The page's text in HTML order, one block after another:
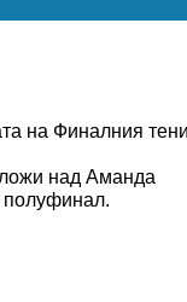
на Финалния
над Аманда
полуфинал.